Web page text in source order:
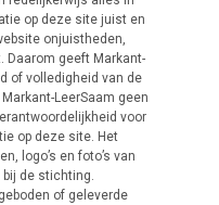
op deze site juist en
onjuistheden,
Daarom geeft Markant-
of volledigheid van de
LeerSaam geen
voor
op deze site. Het
logo’s en foto’s van
bij de stichting.
of geleverde